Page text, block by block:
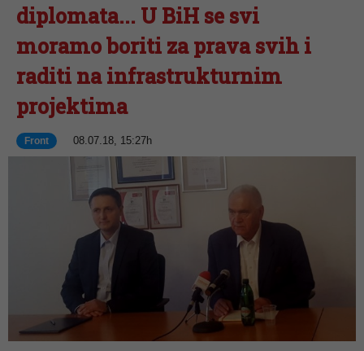
diplomata... U BiH se svi
moramo boriti za prava svih i
raditi na infrastrukturnim
projektima
Front 08.07.18, 15:27h